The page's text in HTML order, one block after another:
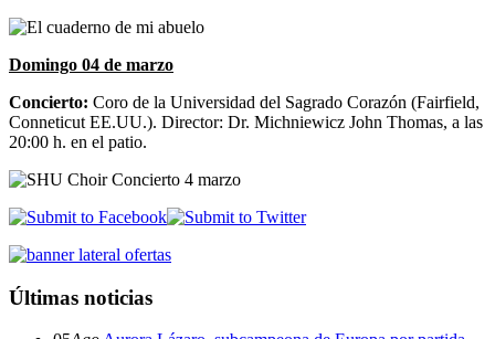
Domingo 04 de marzo
Concierto: Coro de la Universidad del Sagrado Corazón (Fairfield,
Conneticut EE.UU.). Director: Dr. Michniewicz John Thomas, a las
20:00 h. en el patio.
Últimas noticias